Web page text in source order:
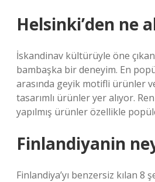
Helsinki’den ne
İskandinav kültürüyle öne
bambaşka bir deneyim. En
arasında geyik motifli ürünler
tasarımlı ürünler yer alıyor.
yapılmış ürünler özellikle
Finlandiyanin
Finlandiya’yı benzersiz kılan 8